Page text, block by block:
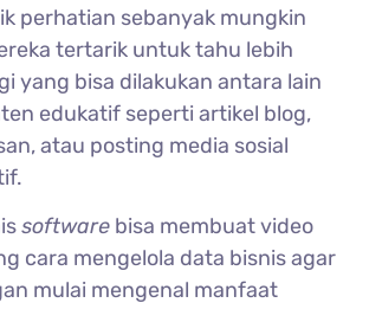
perhatian sebanyak mungkin
tertarik untuk tahu lebih
yang bisa dilakukan antara lain
edukatif seperti artikel blog,
atau posting media sosial
software bisa membuat video
cara mengelola data bisnis agar
mulai mengenal manfaat